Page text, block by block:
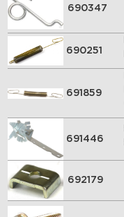
690347
690251
691859
691446
692179